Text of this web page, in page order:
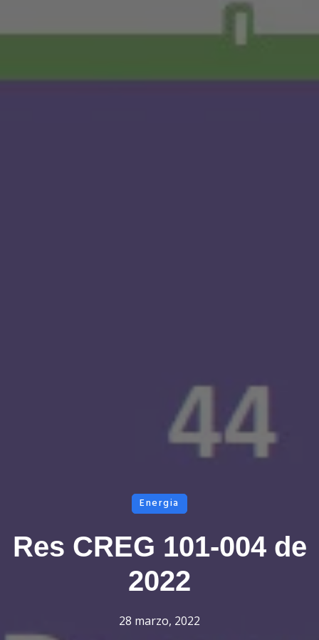
Energia
Res CREG 101-004 de
2022
28 marzo, 2022